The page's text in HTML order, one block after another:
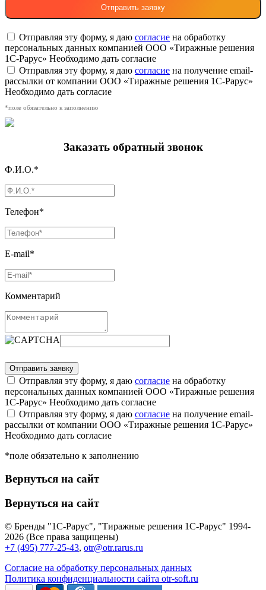
Отправляя эту форму, я даю согласие на обработку
персональных данных компанией ООО «Тиражные решения
1С-Рарус» Необходимо дать согласие
Отправляя эту форму, я даю согласие на получение email-
рассылки от компании ООО «Тиражные решения 1С-Рарус»
Необходимо дать согласие
*поле обязательно к заполнению
Заказать обратный звонок
Ф.И.О.*
Телефон*
E-mail*
Комментарий
Отправляя эту форму, я даю согласие на обработку
персональных данных компанией ООО «Тиражные решения
1С-Рарус» Необходимо дать согласие
Отправляя эту форму, я даю согласие на получение email-
рассылки от компании ООО «Тиражные решения 1С-Рарус»
Необходимо дать согласие
*поле обязательно к заполнению
Вернуться на сайт
Вернуться на сайт
© Бренды "1С-Рарус", "Тиражные решения 1С-Рарус" 1994-
2026 (Все права защищены)
+7 (495) 777-25-43, otr@otr.rarus.ru
Согласие на обработку персональных данных
Политика конфиденциальности сайта otr-soft.ru